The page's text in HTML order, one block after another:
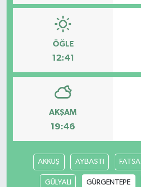
ÖĞLE
12:41
AKŞAM
19:46
AKKUŞ AYBASTI FATSA
GÜLYALI GÜRGENTEPE